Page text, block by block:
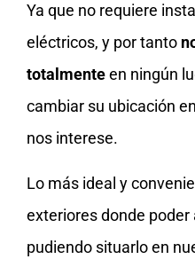
Ya que no requiere
eléctricos, y por tanto
totalmenteen ningún
cambiar su ubicación
nos interese.
Lo más ideal y
exteriores donde poder
pudiendo situarlo en